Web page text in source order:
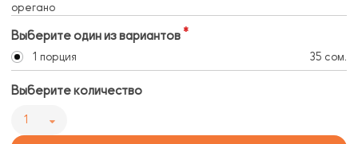
орегано
Выберите один из вариантов
1 порция 35 сом.
Выберите количество
1